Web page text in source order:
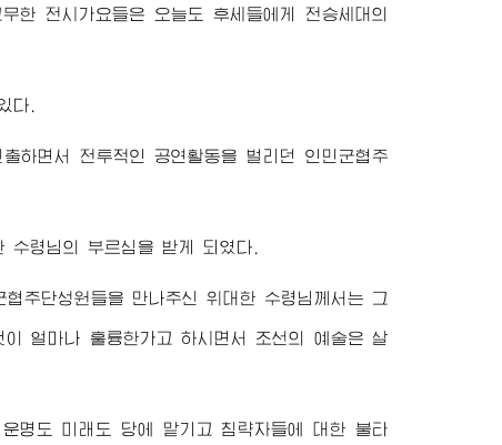
한 전시가요들은 오늘도 후세들에게 전승세대의
다.
하면서 전투적인 공연활동을 벌리던 인민군협주
수령님 의 부르심을 받게 되였다.
주단성원들을 만나주신 위대한 수령님께서 는 그
얼마나 훌륭한가고 하시면서 조선의 예술은 살
명도 미래도 당에 맡기고 침략자들에 대한 불타